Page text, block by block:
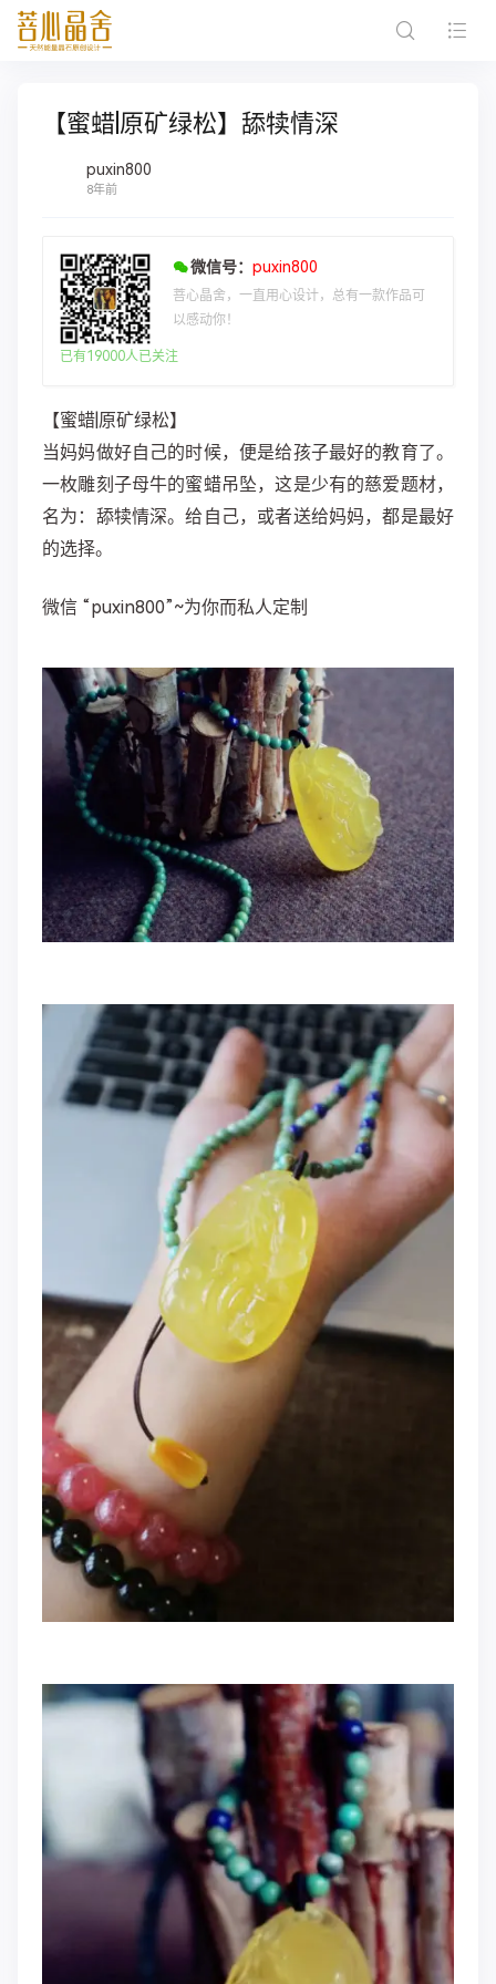
【蜜蜡|原矿绿松】舔犊情深
puxin800
8年前
微信号： puxin800
菩心晶舍，一直用心设计，总有一款作品可
以感动你！
已有19000人已关注
【蜜蜡|原矿绿松】
当妈妈做好自己的时候，便是给孩子最好的教育了。
一枚雕刻子母牛的蜜蜡吊坠，这是少有的慈爱题材，
名为：舔犊情深。给自己，或者送给妈妈，都是最好
的选择。 ​​​​
微信 “puxin800”~为你而私人定制